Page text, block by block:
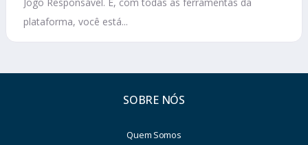
Jogo Responsável. E, com todas as ferramentas da
plataforma, você está...
SOBRE NÓS
Quem Somos